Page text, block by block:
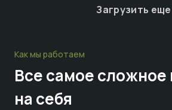
Загрузить еще
Как мы работаем
Все самое сложное
на себя